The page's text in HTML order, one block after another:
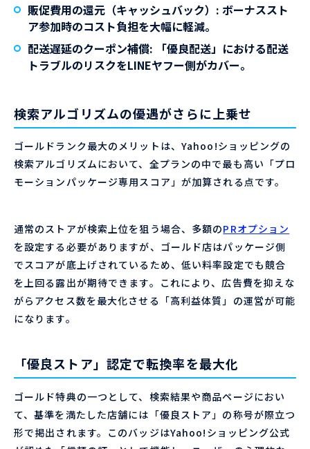
販促費用の還元（キャッシュバック） : ボーナススト
ア参加時のコスト負担を大幅に軽減。
配送遅延のクーポン補償: 「優良配送」における配送
トラブルのリスクをLINEヤフー側がカバー。
検索アルゴリズムの優遇がさらに上乗せ
ゴールドランク最大のメリットは、Yahoo!ショッピングの
検索アルゴリズムにおいて、全プランの中で最も高い「プロ
モーションパッケージ専用スコア」が加算される点です。
通常のストアが検索上位を狙う場合、多額のPRオプション
を設定する必要がありますが、ゴールド店はパッケージ側
でスコアが底上げされているため、低い料率設定でも競合
を上回る露出が期待できます。これにより、広告費を抑えな
がらアクセス数を最大化させる「高利益体質」の運営が可能
になります。
「優良ストア」認定で転換率を最大化
ゴールド特典の一つとして、検索結果や商品ページにおい
て、基準を満たした店舗には「優良ストア」の称号が際立つ
形で掲出されます。このバッジはYahoo!ショッピング公式